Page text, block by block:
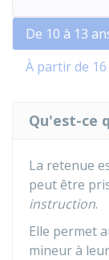
De 10 à 13
À partir de 16
Qu'est-ce
La retenue
peut être
instruction.
Elle permet
mineur à